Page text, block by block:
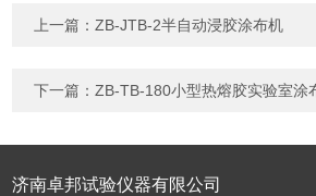
上一篇：ZB-JTB-2半自动浸胶涂布机
下一篇：ZB-TB-180小型热熔胶实验室涂
济南卓邦试验仪器有限公司